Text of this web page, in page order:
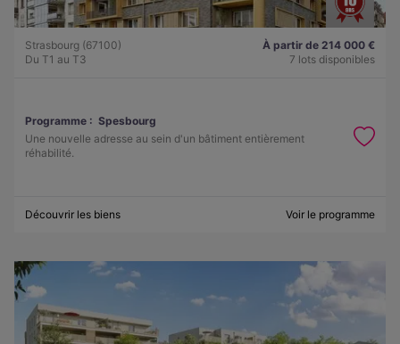
Strasbourg (67100)
Du T1 au T3
À partir de 214 000 €
7 lots disponibles
Programme : Spesbourg
Une nouvelle adresse au sein d'un bâtiment entièrement
réhabilité.
Découvrir les biens Voir le programme